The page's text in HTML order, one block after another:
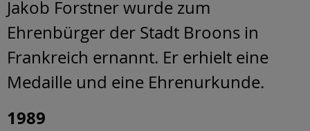
Jakob Forstner wurde zum
Ehrenbürger der Stadt Broons in
Frankreich ernannt. Er erhielt eine
Medaille und eine Ehrenurkunde.
1989